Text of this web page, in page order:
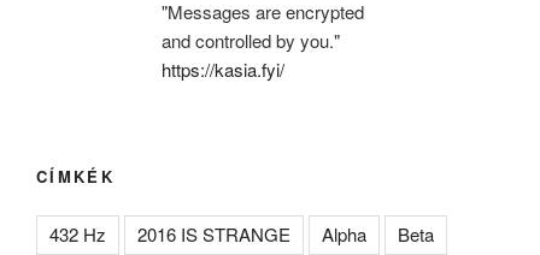
"Messages are encrypted
and controlled by you."
https://kasia.fyi/
CÍMKÉK
432 Hz 2016 IS STRANGE Alpha Beta